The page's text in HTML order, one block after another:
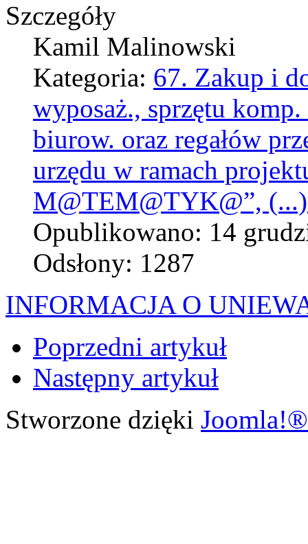
Szczegóły
Kamil Malinowski
Kategoria: 67. Zakup i
wyposaż., sprzętu
biurow. oraz regałów
urzędu w ramach
M@TEM@TYK@”,
Opublikowano: 14
Odsłony: 1287
INFORMACJA O
Poprzedni artykuł
Następny artykuł
Stworzone dzięki Joomla!®